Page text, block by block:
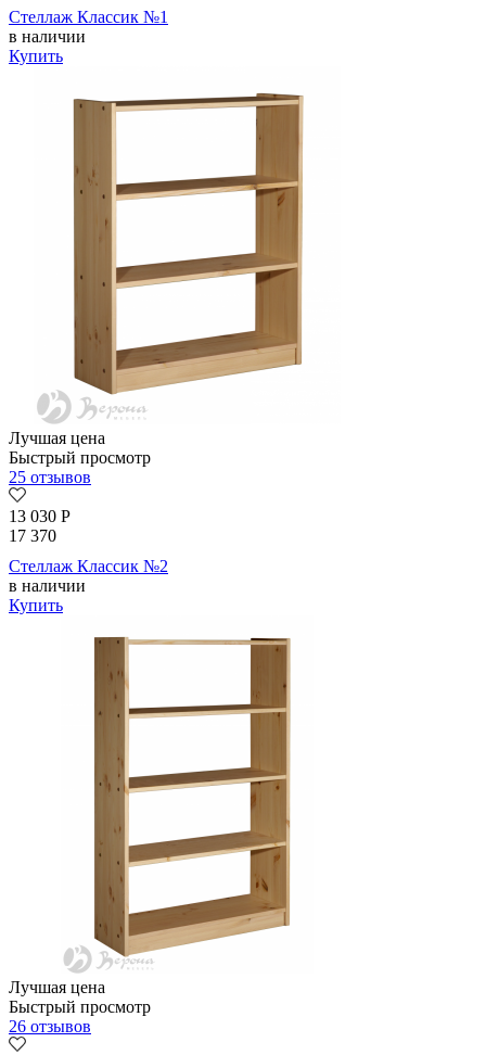
Стеллаж Классик №1
в наличии
Купить
Лучшая цена
Быстрый просмотр
25 отзывов
13 030 Р
17 370
Стеллаж Классик №2
в наличии
Купить
Лучшая цена
Быстрый просмотр
26 отзывов